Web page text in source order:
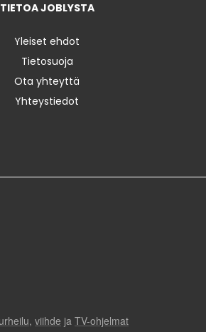
TIETOA JOBLYSTA
Yleiset ehdot
Tietosuoja
Ota yhteyttä
Yhteystiedot